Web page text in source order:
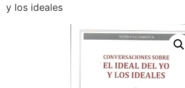
y los ideales